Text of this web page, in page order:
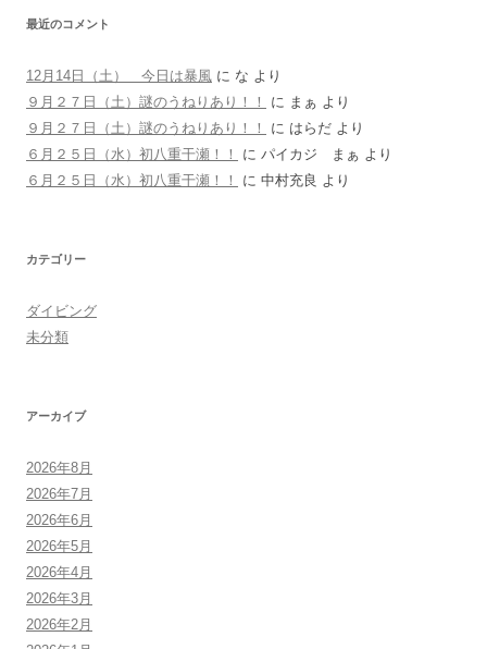
最近のコメント
12月14日（土） 今日は暴風 に な より
９月２７日（土）謎のうねりあり！！
に まぁ より
９月２７日（土）謎のうねりあり！！
に はらだ より
６月２５日（水）初八重干瀬！！
に パイカジ まぁ より
６月２５日（水）初八重干瀬！！
に 中村充良 より
カテゴリー
ダイビング
未分類
アーカイブ
2026年8月
2026年7月
2026年6月
2026年5月
2026年4月
2026年3月
2026年2月